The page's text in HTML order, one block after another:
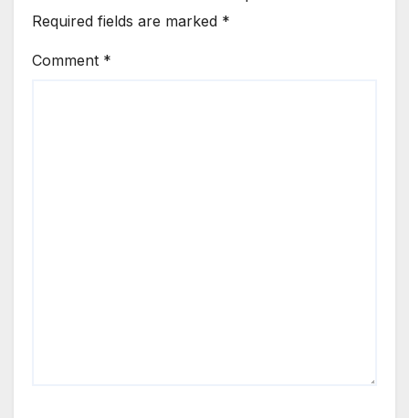
Required fields are marked *
Comment *